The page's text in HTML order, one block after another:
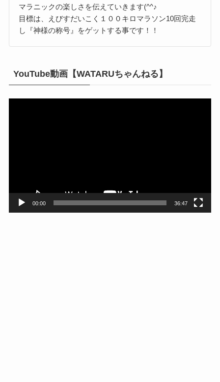
マラニックの楽しさを伝えていきます(^^♪
目標は、えびすだいこく１００キロマラソン10回完走
し『神様の称号』をゲットする事です！！
YouTube動画【WATARUちゃんねる】
00:00 36:47